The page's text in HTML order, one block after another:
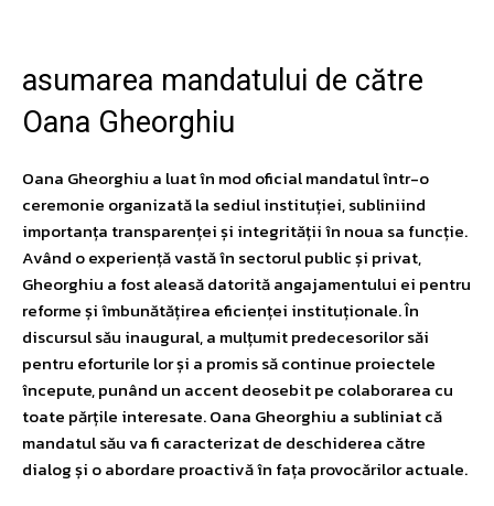
asumarea mandatului de către
Oana Gheorghiu
Oana Gheorghiu a luat în mod oficial mandatul într-o
ceremonie organizată la sediul instituției, subliniind
importanța transparenței și integrității în noua sa funcție.
Având o experiență vastă în sectorul public și privat,
Gheorghiu a fost aleasă datorită angajamentului ei pentru
reforme și îmbunătățirea eficienței instituționale. În
discursul său inaugural, a mulțumit predecesorilor săi
pentru eforturile lor și a promis să continue proiectele
începute, punând un accent deosebit pe colaborarea cu
toate părțile interesate. Oana Gheorghiu a subliniat că
mandatul său va fi caracterizat de deschiderea către
dialog și o abordare proactivă în fața provocărilor actuale.